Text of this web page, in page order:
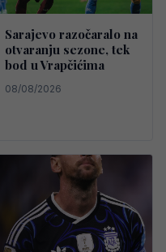
Sarajevo razočaralo na
otvaranju sezone, tek
bod u Vrapčićima
08/08/2026